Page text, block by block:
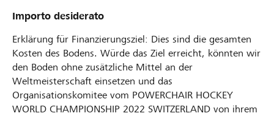
Importo desiderato
Erklärung für Finanzierungsziel: Dies sind die gesamten
Kosten des Bodens. Würde das Ziel erreicht, könnten wir
den Boden ohne zusätzliche Mittel an der
Weltmeisterschaft einsetzen und das
Organisationskomitee vom POWERCHAIR HOCKEY
WORLD CHAMPIONSHIP 2022 SWITZERLAND von ihrem